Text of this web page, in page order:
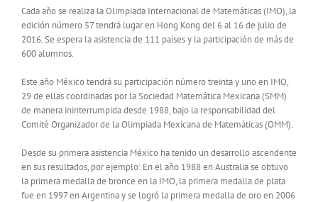
Cada año se realiza la Olimpiada Internacional de Matemáticas (IMO), la
edición número 57 tendrá lugar en Hong Kong del 6 al 16 de julio de
2016. Se espera la asistencia de 111 países y la participación de más de
600 alumnos.
Este año México tendrá su participación número treinta y uno en IMO,
29 de ellas coordinadas por la Sociedad Matemática Mexicana (SMM)
de manera ininterrumpida desde 1988, bajo la responsabilidad del
Comité Organizador de la Olimpiada Mexicana de Matemáticas (OMM).
Desde su primera asistencia México ha tenido un desarrollo ascendente
en sus resultados, por ejemplo: En el año 1988 en Australia se obtuvo
la primera medalla de bronce en la IMO, la primera medalla de plata
fue en 1997 en Argentina y se logró la primera medalla de oro en 2006